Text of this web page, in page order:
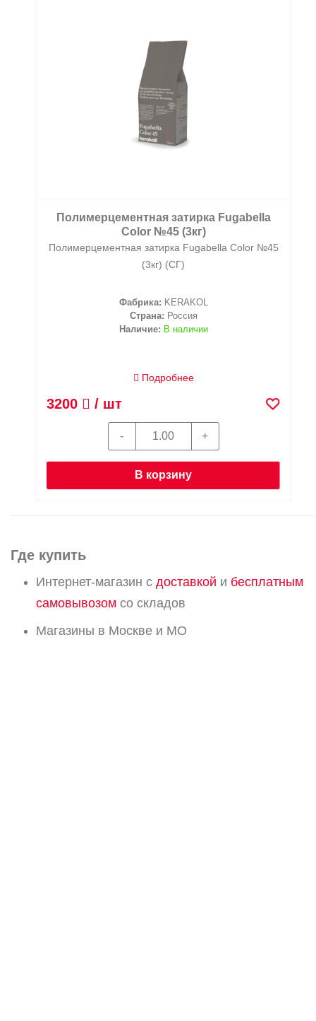
Полимерцементная затирка Fugabella
Color №45 (3кг)
Полимерцементная затирка Fugabella Color №45
(3кг) (СГ)
Фабрика: KERAKOL
Страна: Россия
Наличие: В наличии
Подробнее
3200 / шт
В корзину
Где купить
Интернет-магазин с доставкой и бесплатным
самовывозом со складов
Магазины в Москве и МО